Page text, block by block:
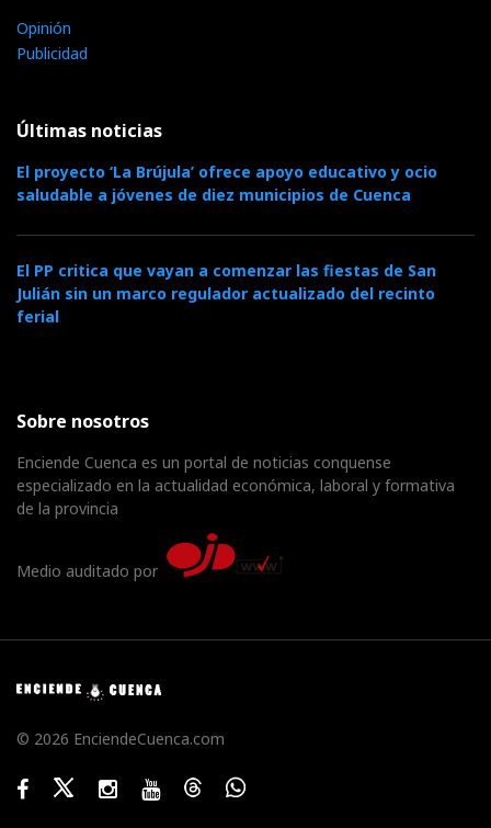
Opinión
Publicidad
Últimas noticias
El proyecto ‘La Brújula’ ofrece apoyo educativo y ocio
saludable a jóvenes de diez municipios de Cuenca
El PP critica que vayan a comenzar las fiestas de San
Julián sin un marco regulador actualizado del recinto
ferial
Sobre nosotros
Enciende Cuenca es un portal de noticias conquense
especializado en la actualidad económica, laboral y formativa
de la provincia
Medio auditado por
© 2026 EnciendeCuenca.com
FacebookTwitterInstagramYoutubeThreadsWhatsApp